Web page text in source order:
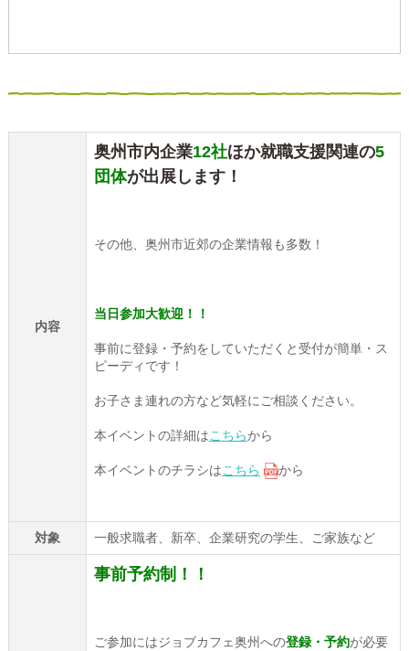
内容
奥州市内企業12社ほか就職支援関連の5
団体が出展します！
その他、奥州市近郊の企業情報も多数！
当日参加大歓迎！！
事前に登録・予約をしていただくと受付が簡単・ス
ピーディです！
お子さま連れの方など気軽にご相談ください。
本イベントの詳細はこちらから
本イベントのチラシはこちら から
対象 一般求職者、新卒、企業研究の学生、ご家族など
事前予約制！！
ご参加にはジョブカフェ奥州への登録・予約が必要